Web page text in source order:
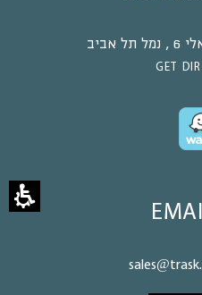
אביב
GET